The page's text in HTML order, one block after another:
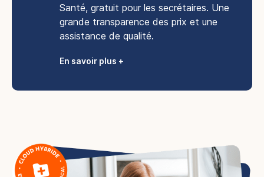
Santé, gratuit pour les secrétaires. Une
grande transparence des prix et une
assistance de qualité.
En savoir plus +